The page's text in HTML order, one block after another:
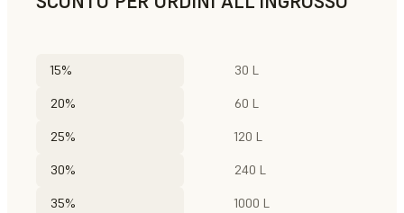
15% 30 L
20% 60 L
25% 120 L
30% 240 L
35% 1000 L